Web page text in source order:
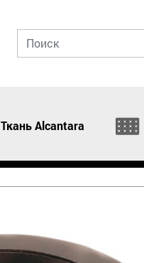
Ткань Alcantara